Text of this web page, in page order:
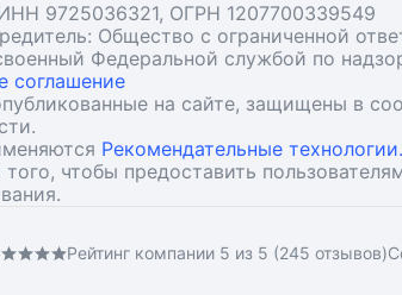
9725036321, ОГРН 1207700339549
Общество с ограниченной
Федеральной службой по
соглашение
на сайте, защищены в
Рекомендательные технологии.
чтобы предоставить
Рейтинг компании 5 из 5 (245 отзывов)